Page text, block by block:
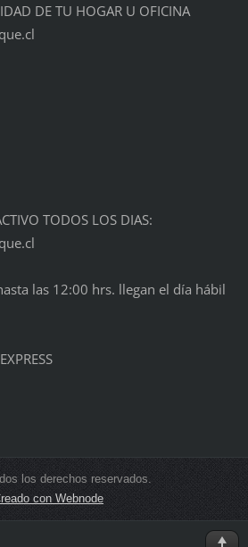
DE TU HOGAR U OFICINA
TODOS LOS DIAS:
las 12:00 hrs. llegan el día hábil
los derechos reservados.
con Webnode